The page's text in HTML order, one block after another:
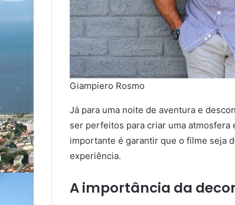
Giampiero Rosmo
Já para uma noite de aventura e
ser perfeitos para criar uma
importante é garantir que o filme seja
experiência.
A importância da